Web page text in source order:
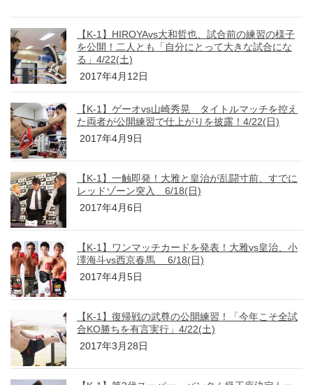
【K-1】HIROYAvs大和哲也、試合前の練習の様子
を公開！二人とも「自分にとって大きな試合にな
る」4/22(土)
2017年4月12日
【K-1】ゲーオvs山崎秀晃 タイトルマッチを控え
た両者が公開練習で仕上がりを披露！4/22(日)
2017年4月9日
【K-1】一触即発！大雅と皇治が乱闘寸前、すでに
レッドゾーン突入 6/18(日)
2017年4月6日
【K-1】ワンマッチカードを発表！大雅vs皇治、小
澤海斗vs西京春馬 6/18(日)
2017年4月5日
【K-1】復帰戦の武尊の公開練習！「今年こそ全試
合KO勝ちを有言実行」4/22(土)
2017年3月28日